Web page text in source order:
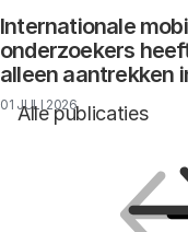
Alle publicaties
Internationale
onderzoekers
alleen aantrekken
01 JULI 2026